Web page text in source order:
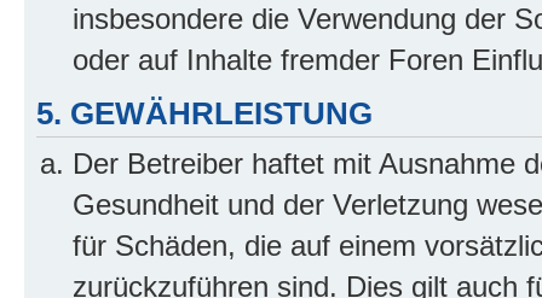
insbesondere die Verwendung der
oder auf Inhalte fremder Foren
5. GEWÄHRLEISTUNG
Der Betreiber haftet mit Ausnahme
Gesundheit und der Verletzung
für Schäden, die auf einem
zurückzuführen sind. Dies gilt auch